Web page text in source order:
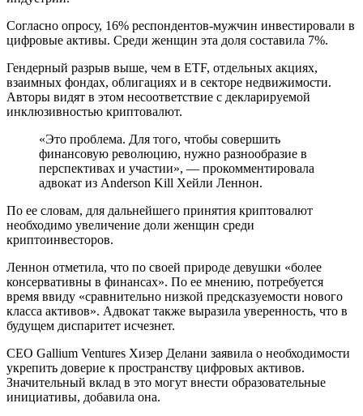
Согласно опросу, 16% респондентов-мужчин инвестировали в
цифровые активы. Среди женщин эта доля составила 7%.
Гендерный разрыв выше, чем в ETF, отдельных акциях,
взаимных фондах, облигациях и в секторе недвижимости.
Авторы видят в этом несоответствие с декларируемой
инклюзивностью криптовалют.
«Это проблема. Для того, чтобы совершить
финансовую революцию, нужно разнообразие в
перспективах и участии», — прокомментировала
адвокат из Anderson Kill Хейли Леннон.
По ее словам, для дальнейшего принятия криптовалют
необходимо увеличение доли женщин среди
криптоинвесторов.
Леннон отметила, что по своей природе девушки «более
консервативны в финансах». По ее мнению, потребуется
время ввиду «сравнительно низкой предсказуемости нового
класса активов». Адвокат также выразила уверенность, что в
будущем диспаритет исчезнет.
CEO Gallium Ventures Хизер Делани заявила о необходимости
укрепить доверие к пространству цифровых активов.
Значительный вклад в это могут внести образовательные
инициативы, добавила она.